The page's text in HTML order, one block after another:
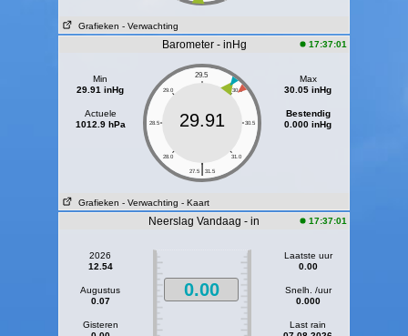
Grafieken - Verwachting
Barometer - inHg 17:37:01
Min
29.91 inHg
Actuele
1012.9 hPa
29.5
29.0 30.0
28.5 30.5
28.0 31.0
|
27.5 31.5
29.91
Max
30.05 inHg
Bestendig
0.000 inHg
Grafieken - Verwachting - Kaart
Neerslag Vandaag - in 17:37:01
2026
12.54
Augustus
0.07
Gisteren
0.00
Laatste uur
0.00
Snelh. /uur
0.000
Last rain